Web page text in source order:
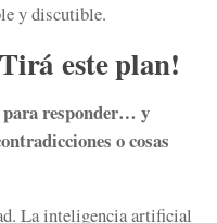
y discutible.
este plan!
responder… y
o cosas
La inteligencia artificial